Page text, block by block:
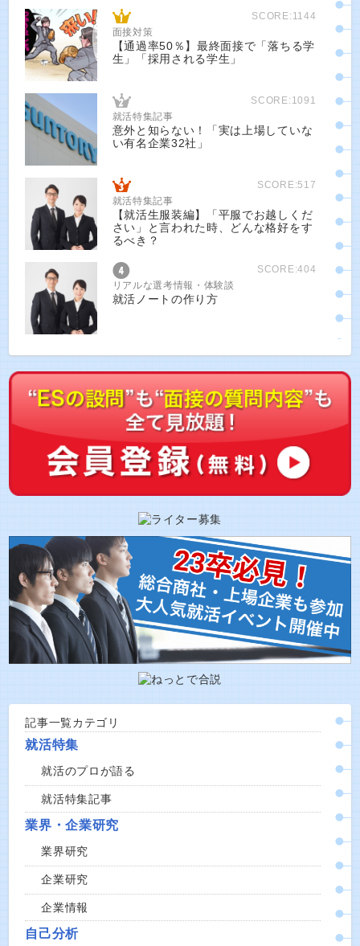
SCORE:1144
面接対策
【通過率50％】最終面接で「落ちる学
生」「採用される学生」
SCORE:1091
就活特集記事
意外と知らない！「実は上場していな
い有名企業32社」
SCORE:517
就活特集記事
【就活生服装編】「平服でお越しくだ
さい」と言われた時、どんな格好をす
るべき？
SCORE:404
リアルな選考情報・体験談
就活ノートの作り方
記事一覧カテゴリ
就活特集
就活のプロが語る
就活特集記事
業界・企業研究
業界研究
企業研究
企業情報
自己分析